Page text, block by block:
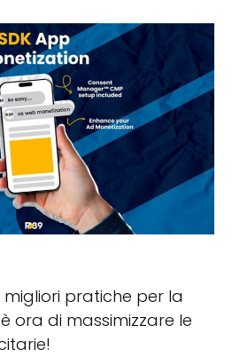
pratiche per la
ora di massimizzare le